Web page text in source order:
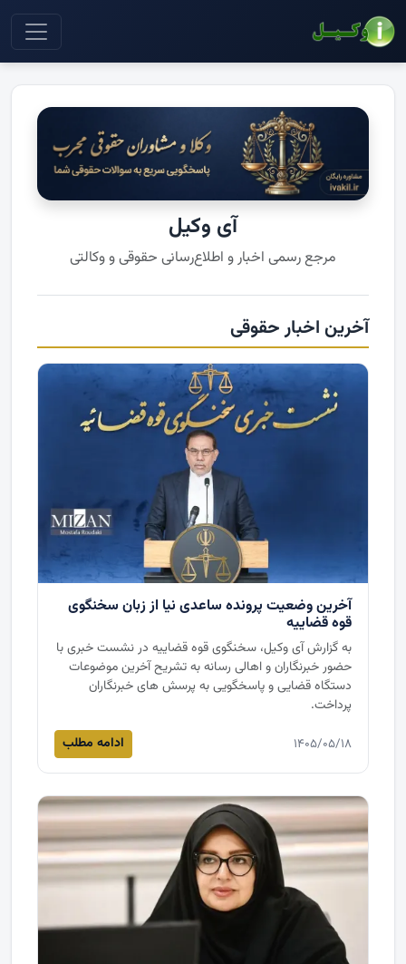
آی وکیل
مرجع رسمی اخبار و اطلاع‌رسانی حقوقی و وکالتی
آخرین اخبار حقوقی
آخرین وضعیت پرونده ساعدی نیا از زبان سخنگوی
قوه قضاییه
به گزارش آی وکیل، سخنگوی قوه قضاییه در نشست خبری با
حضور خبرنگاران و اهالی رسانه به تشریح آخرین موضوعات
دستگاه قضایی و پاسخگویی به پرسش های خبرنگاران
پرداخت.
۱۴۰۵/۰۵/۱۸ ادامه مطلب